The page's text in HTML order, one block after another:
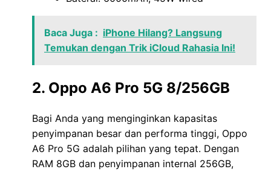
Baca Juga : iPhone Hilang? Langsung
Temukan dengan Trik iCloud Rahasia Ini!
2. Oppo A6 Pro 5G 8/256GB
Bagi Anda yang menginginkan kapasitas
penyimpanan besar dan performa tinggi, Oppo
A6 Pro 5G adalah pilihan yang tepat. Dengan
RAM 8GB dan penyimpanan internal 256GB,